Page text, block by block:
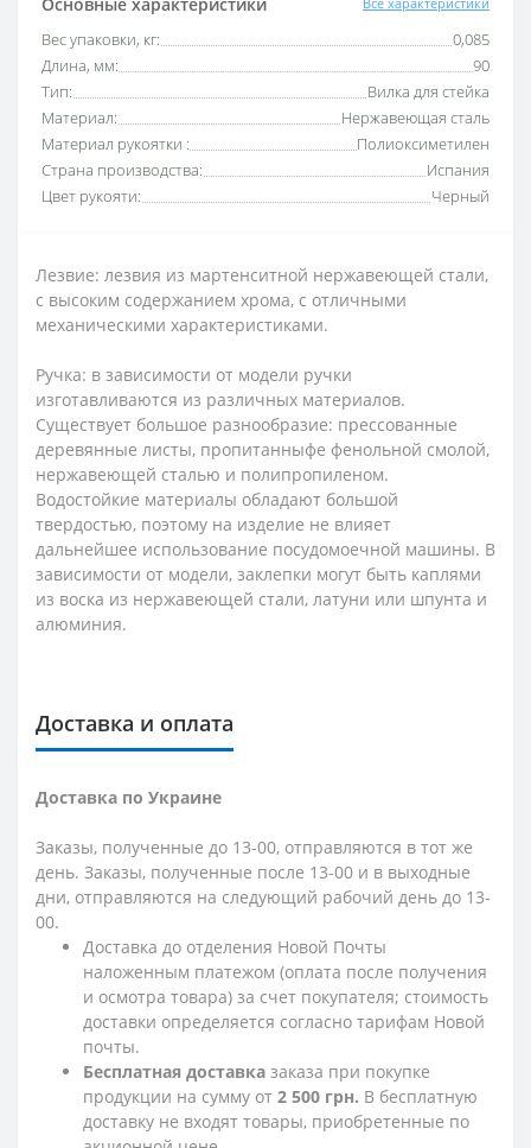
Вес упаковки, кг:
0,085
Длина, мм:
90
Тип:
Вилка для стейка
Материал:
Нержавеющая сталь
Материал рукоятки :
Полиоксиметилен
Страна производства:
Испания
Цвет рукояти:
Черный
Лезвие: лезвия из мартенситной нержавеющей стали,
с высоким содержанием хрома, с отличными
механическими характеристиками.
Ручка: в зависимости от модели ручки
изготавливаются из различных материалов.
Существует большое разнообразие: прессованные
деревянные листы, пропитанныфе фенольной смолой,
нержавеющей сталью и полипропиленом.
Водостойкие материалы обладают большой
твердостью, поэтому на изделие не влияет
дальнейшее использование посудомоечной машины. В
зависимости от модели, заклепки могут быть каплями
из воска из нержавеющей стали, латуни или шпунта и
алюминия.
Доставка и оплата
Доставка по Украине
Заказы, полученные до 13-00, отправляются в тот же
день. Заказы, полученные после 13-00 и в выходные
дни, отправляются на следующий рабочий день до 13-
00.
Доставка до отделения Новой Почты
наложенным платежом (оплата после получения
и осмотра товара) за счет покупателя; стоимость
доставки определяется согласно тарифам Новой
почты.
Бесплатная доставка заказа при покупке
продукции на сумму от 2 500 грн. В бесплатную
доставку не входят товары, приобретенные по